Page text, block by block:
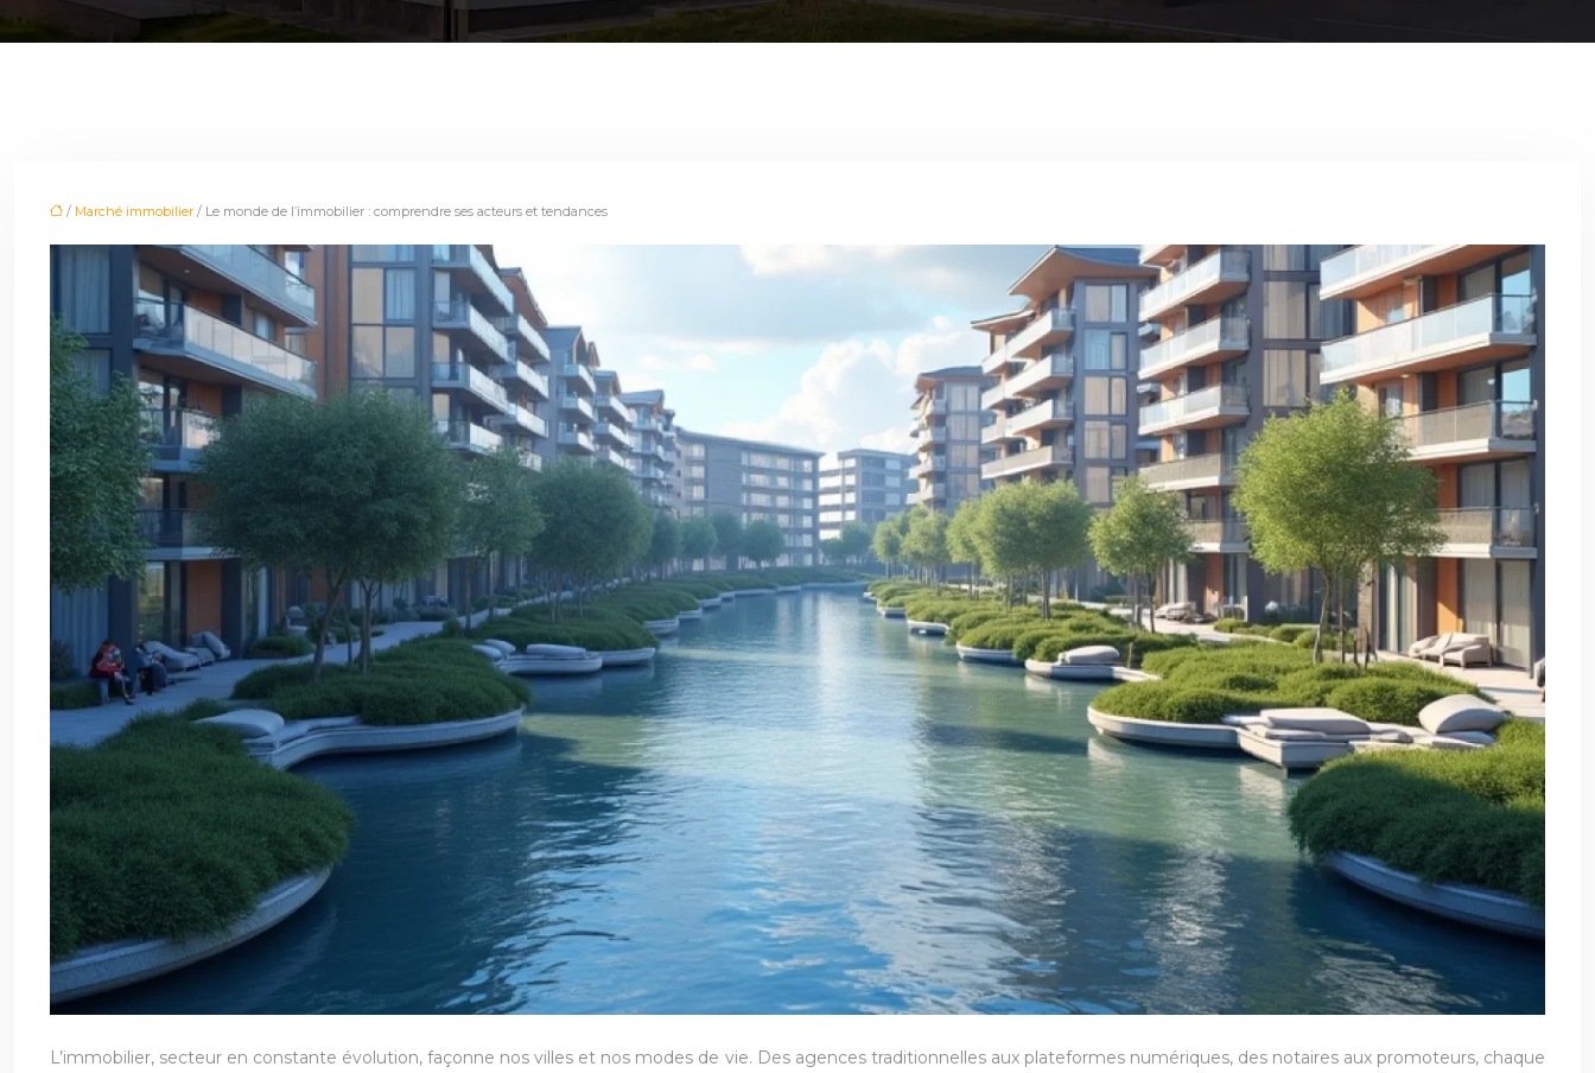
/ Marché immobilier / Le monde de l’immobilier : comprendre ses acteurs et tendances
L’immobilier, secteur en constante évolution, façonne nos villes et nos modes de vie. Des agences traditionnelles aux plateformes numériques, des notaires aux promoteurs, chaque